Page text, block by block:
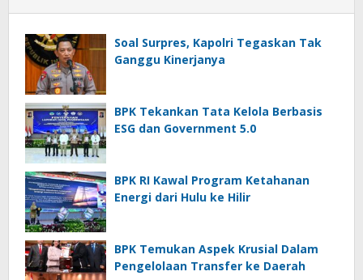
Soal Surpres, Kapolri Tegaskan Tak
Ganggu Kinerjanya
BPK Tekankan Tata Kelola Berbasis
ESG dan Government 5.0
BPK RI Kawal Program Ketahanan
Energi dari Hulu ke Hilir
BPK Temukan Aspek Krusial Dalam
Pengelolaan Transfer ke Daerah